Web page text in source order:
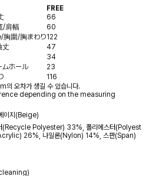
FREE
66
/肩幅
60
圍/胸まわり122
丈
47
34
ホール
23
116
의 오차가 생길 수 있습니다.
depending on the measuring
이지(Beige)
터(Recycle Polyester) 33%, 폴리에스터(Polyest
26%, 나일론(Nylon) 14%, 스판(Span)
cleaning)